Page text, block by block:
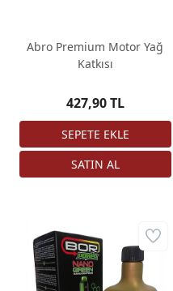
Abro Premium Motor Yağ
Katkısı
427,90 TL